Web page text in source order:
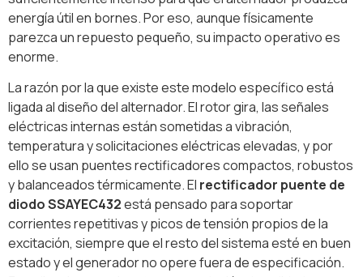
energía útil en bornes. Por eso, aunque físicamente
parezca un repuesto pequeño, su impacto operativo es
enorme.
La razón por la que existe este modelo específico está
ligada al diseño del alternador. El rotor gira, las señales
eléctricas internas están sometidas a vibración,
temperatura y solicitaciones eléctricas elevadas, y por
ello se usan puentes rectificadores compactos, robustos
y balanceados térmicamente. El rectificador puente de
diodo SSAYEC432está pensado para soportar
corrientes repetitivas y picos de tensión propios de la
excitación, siempre que el resto del sistema esté en buen
estado y el generador no opere fuera de especificación.